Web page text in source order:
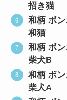
招き猫
和柄 ボ
和猫
和柄 ボ
柴犬B
和柄 ボ
柴犬A